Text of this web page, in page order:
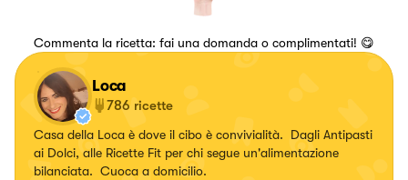
Commenta la ricetta: fai una domanda o complimentati! 😋
Loca
786 ricette
Casa della Loca è dove il cibo è convivialità. Dagli Antipasti
ai Dolci, alle Ricette Fit per chi segue un'alimentazione
bilanciata. Cuoca a domicilio.